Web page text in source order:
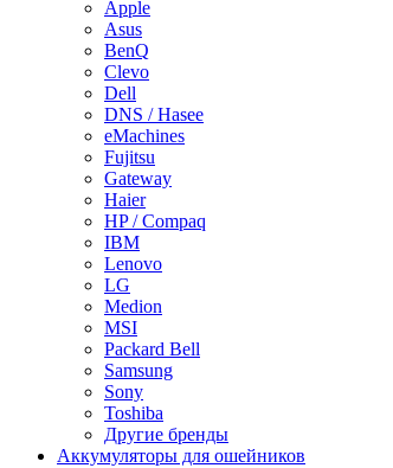
Apple
Asus
BenQ
Clevo
Dell
DNS / Hasee
eMachines
Fujitsu
Gateway
Haier
HP / Compaq
IBM
Lenovo
LG
Medion
MSI
Packard Bell
Samsung
Sony
Toshiba
Другие бренды
Аккумуляторы для ошейников